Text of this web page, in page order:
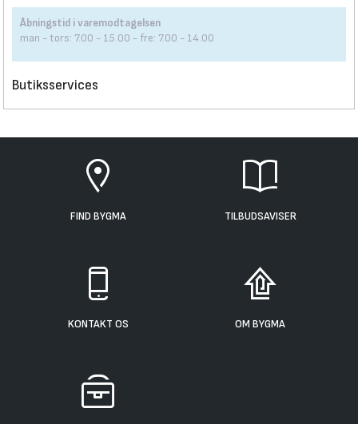
Åbningstid i varemodtagelsen
man - tors: 7.00 - 15.00 - fre: 7.00 - 14.00
Butiksservices
FIND BYGMA TILBUDSAVISER
KONTAKT OS OM BYGMA